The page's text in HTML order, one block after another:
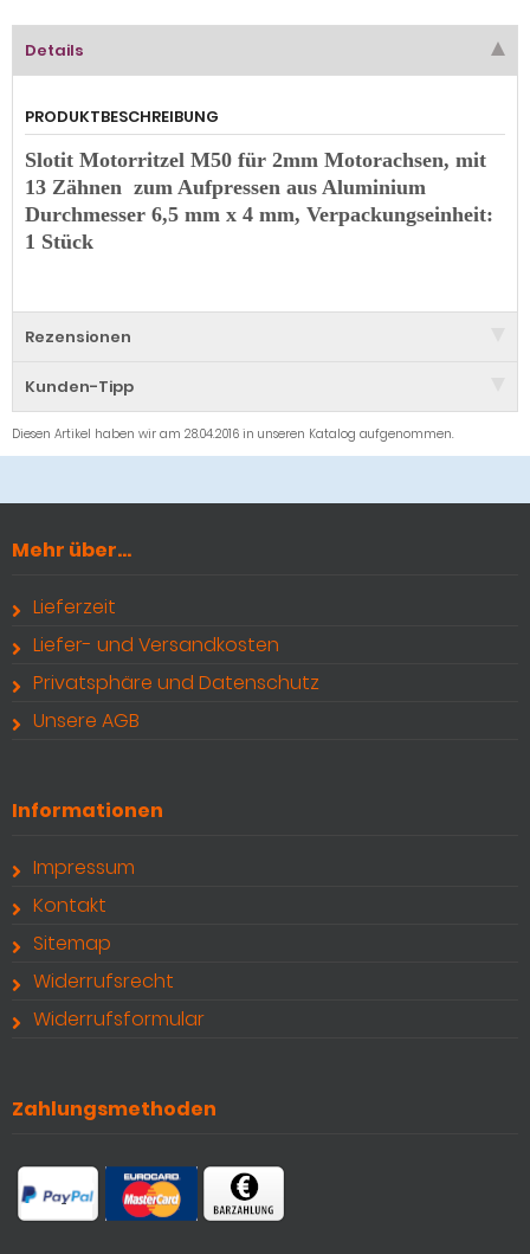
Details
PRODUKTBESCHREIBUNG
Slotit Motorritzel M50 für 2mm Motorachsen, mit
13 Zähnen zum Aufpressen aus Aluminium
Durchmesser 6,5 mm x 4 mm, Verpackungseinheit:
1 Stück
Rezensionen
Kunden-Tipp
Diesen Artikel haben wir am 28.04.2016 in unseren Katalog aufgenommen.
Mehr über...
Lieferzeit
Liefer- und Versandkosten
Privatsphäre und Datenschutz
Unsere AGB
Informationen
Impressum
Kontakt
Sitemap
Widerrufsrecht
Widerrufsformular
Zahlungsmethoden